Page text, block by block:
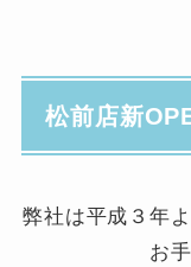
松前店新
弊社は平成３年
お